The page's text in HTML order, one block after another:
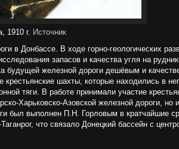
1910 г. Источник
в Донбассе. В ходе горно-геологических
запасов и качества угля на
будущей железной дороги дешёвым и
шахты, которые находились в
тяги. В работе принимали участие
Харьковско-Азовской железной дороги, но
был выполнен П.Н. Горловым в кратчайшие
что связало Донецкий бассейн с